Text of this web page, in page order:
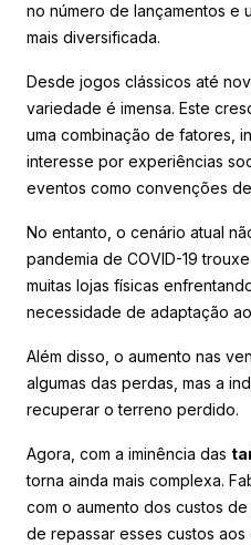
no número de lançamentos e
mais diversificada.
Desde jogos clássicos até
variedade é imensa. Este
uma combinação de fatores,
interesse por experiências
eventos como convenções
No entanto, o cenário atual
pandemia de COVID-19
muitas lojas físicas
necessidade de adaptação
Além disso, o aumento nas
algumas das perdas, mas a
recuperar o terreno perdido.
Agora, com a iminência das
torna ainda mais complexa.
com o aumento dos custos
de repassar esses custos